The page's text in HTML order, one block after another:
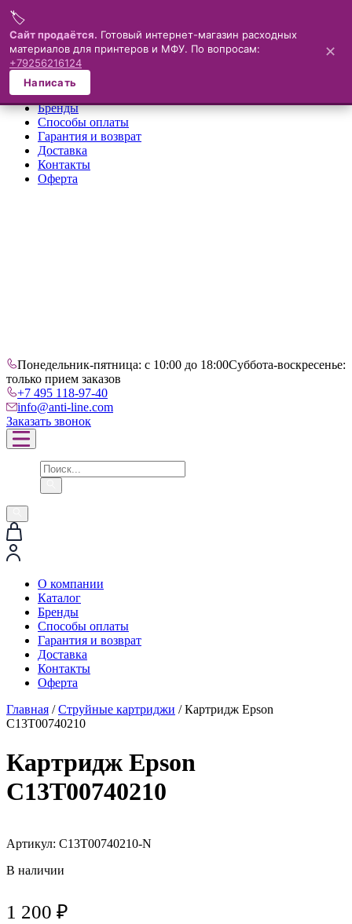
Меню
×
О компании
Каталог
Бренды
Способы оплаты
Гарантия и возврат
Доставка
Контакты
Оферта
Понедельник-пятница: с 10:00 до 18:00Суббота-воскресенье:
только прием заказов
+7 495 118-97-40
info@anti-line.com
Заказать звонок
О компании
Каталог
Бренды
Способы оплаты
Гарантия и возврат
Доставка
Контакты
Оферта
Главная /Струйные картриджи / Картридж Epson
C13T00740210
Картридж Epson
C13T00740210
Артикул: C13T00740210-N
В наличии
1 200 ₽
🏷️
Сайт продаётся. Готовый интернет-магазин расходных
материалов для принтеров и МФУ. По вопросам:
+79256216124
Написать
✕